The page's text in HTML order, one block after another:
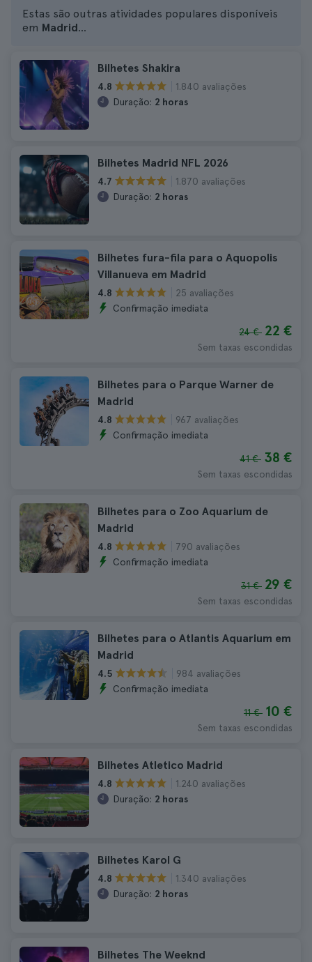
Estas são outras atividades populares disponíveis
em Madrid...
Bilhetes Shakira
4.8
1.840 avaliações
Duração: 2 horas
Bilhetes Madrid NFL 2026
4.7
1.870 avaliações
Duração: 2 horas
Bilhetes fura-fila para o Aquopolis
Villanueva em Madrid
4.8
25 avaliações
Confirmação imediata
24 € 22 €
Sem taxas escondidas
Bilhetes para o Parque Warner de
Madrid
4.8
967 avaliações
Confirmação imediata
41 € 38 €
Sem taxas escondidas
Bilhetes para o Zoo Aquarium de
Madrid
4.8
790 avaliações
Confirmação imediata
31 € 29 €
Sem taxas escondidas
Bilhetes para o Atlantis Aquarium em
Madrid
4.5
984 avaliações
Confirmação imediata
11 € 10 €
Sem taxas escondidas
Bilhetes Atletico Madrid
4.8
1.240 avaliações
Duração: 2 horas
Bilhetes Karol G
4.8
1.340 avaliações
Duração: 2 horas
Bilhetes The Weeknd